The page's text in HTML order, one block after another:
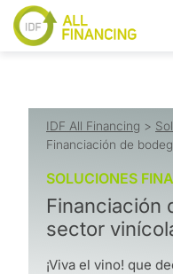
IDF All Financing >
Financiación de
SOLUCIONES
Financiación
sector
¡Viva el vino! que